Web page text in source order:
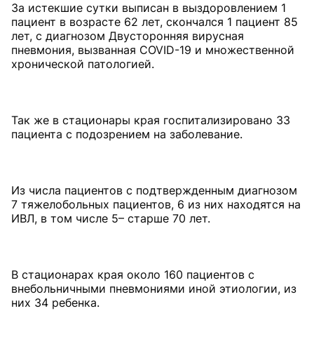
За истекшие сутки выписан в выздоровлением 1
пациент в возрасте 62 лет, скончался 1 пациент 85
лет, с диагнозом Двусторонняя вирусная
пневмония, вызванная COVID-19 и множественной
хронической патологией.
Так же в стационары края госпитализировано 33
пациента с подозрением на заболевание.
Из числа пациентов с подтвержденным диагнозом
7 тяжелобольных пациентов, 6 из них находятся на
ИВЛ, в том числе 5– старше 70 лет.
В стационарах края около 160 пациентов с
внебольничными пневмониями иной этиологии, из
них 34 ребенка.